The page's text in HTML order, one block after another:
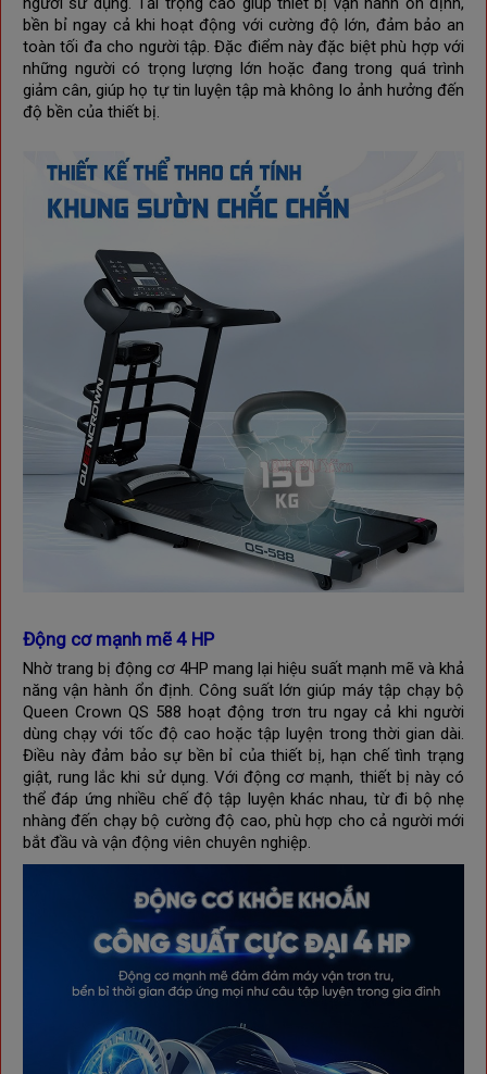
bền bỉ ngay cả khi hoạt động với cường độ lớn, đảm bảo an
toàn tối đa cho người tập. Đặc điểm này đặc biệt phù hợp với
những người có trọng lượng lớn hoặc đang trong quá trình
giảm cân, giúp họ tự tin luyện tập mà không lo ảnh hưởng đến
độ bền của thiết bị.
Động cơ mạnh mẽ 4 HP
Nhờ trang bị động cơ 4HP mang lại hiệu suất mạnh mẽ và khả
năng vận hành ổn định. Công suất lớn giúp máy tập chạy bộ
Queen Crown QS 588 hoạt động trơn tru ngay cả khi người
dùng chạy với tốc độ cao hoặc tập luyện trong thời gian dài.
Điều này đảm bảo sự bền bỉ của thiết bị, hạn chế tình trạng
giật, rung lắc khi sử dụng. Với động cơ mạnh, thiết bị này có
thể đáp ứng nhiều chế độ tập luyện khác nhau, từ đi bộ nhẹ
nhàng đến chạy bộ cường độ cao, phù hợp cho cả người mới
bắt đầu và vận động viên chuyên nghiệp.